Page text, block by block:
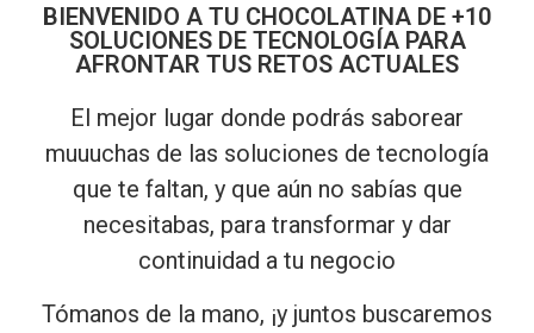
BIENVENIDO A TU CHOCOLATINA DE +10
SOLUCIONES DE TECNOLOGÍA PARA
AFRONTAR TUS RETOS ACTUALES
El mejor lugar donde podrás saborear
muuuchas de las soluciones de tecnología
que te faltan, y que aún no sabías que
necesitabas, para transformar y dar
continuidad a tu negocio
Tómanos de la mano, ¡y juntos buscaremos